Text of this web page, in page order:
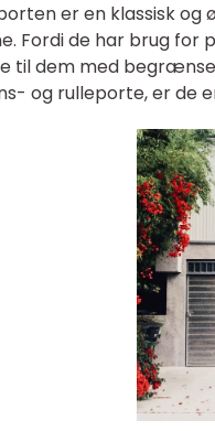
er en klassisk og
Fordi de har brug for
til dem med
og rulleporte, er de